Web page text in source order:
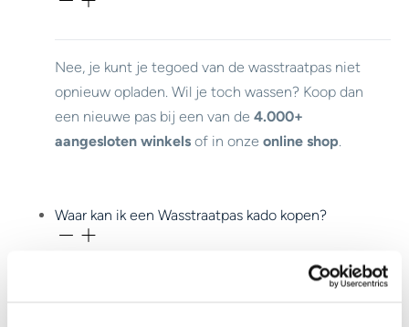
Nee, je kunt je tegoed van de wasstraatpas niet
opnieuw opladen. Wil je toch wassen? Koop dan
een nieuwe pas bij een van de 4.000+
aangesloten winkels of in onze online shop.
Waar kan ik een Wasstraatpas kado kopen?